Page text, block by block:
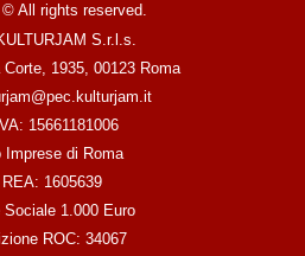
All rights reserved.
S.r.l.s.
1935, 00123 Roma
15661181006
Imprese di Roma
REA: 1605639
Sociale 1.000 Euro
ROC: 34067